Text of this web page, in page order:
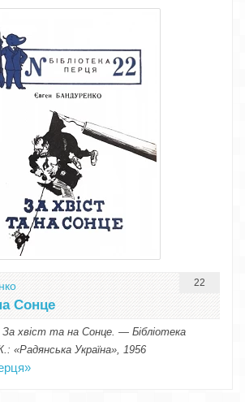
Сонце
22
За хвіст та на Сонце. — Бібліотека
Україна», 1956